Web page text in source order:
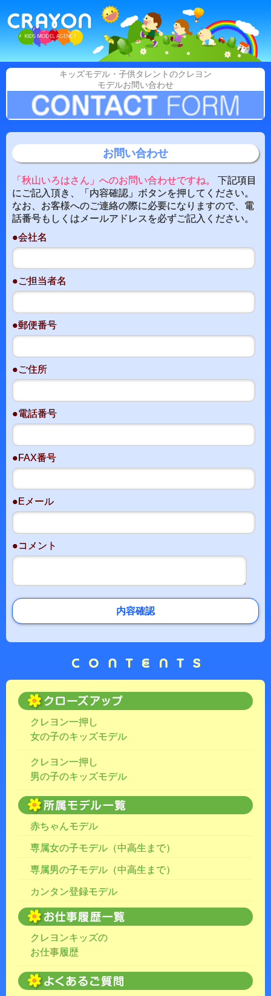
キッズモデル・子供タレントのクレヨン
モデルお問い合わせ
お問い合わせ
「秋山いろはさん」へのお問い合わせですね。
下記項目
にご記入頂き、「内容確認」ボタンを押してください。
なお、お客様へのご連絡の際に必要になりますので、電
話番号もしくはメールアドレスを必ずご記入ください。
●会社名
●ご担当者名
●郵便番号
●ご住所
●電話番号
●FAX番号
●Eメール
●コメント
内容確認
クレヨン一押し
女の子のキッズモデル
クレヨン一押し
男の子のキッズモデル
赤ちゃんモデル
専属女の子モデル（中高生まで）
専属男の子モデル（中高生まで）
カンタン登録モデル
クレヨンキッズの
お仕事履歴